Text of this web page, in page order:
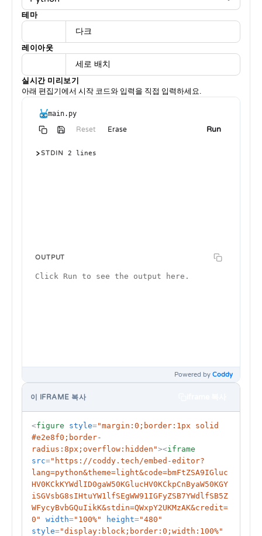
테마
다크
레이아웃
세로 배치
실시간 미리보기
아래 편집기에서 시작 코드와 입력을 직접 입력하세요.
Powered by Coddy
이 IFRAME 복사
<figure style="margin:0;border:1px solid
#e2e8f0;border-
radius:8px;overflow:hidden"><iframe
src="https://coddy.tech/embed-editor?
lang=python&theme=light&code=bmFtZSA9IGluc
HV0KCkKYWdlID0gaW50KGlucHV0KCkpCnByaW50KGY
iSGVsbG8sIHtuYW1lfSEgWW91IGFyZSB7YWdlfSB5Z
WFycyBvbGQuIikK&stdin=QWxpY2UKMzAK&credit=
0"
width="100%" height="480"
style="display:block;border:0;width:100%"